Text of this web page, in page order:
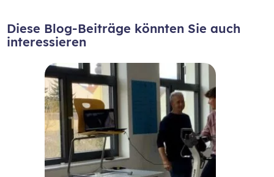
Diese Blog-Beiträge könnten Sie auch
interessieren